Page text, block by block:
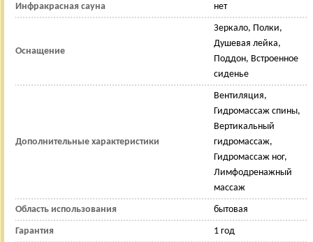
Инфракрасная сауна нет
Оснащение
Зеркало, Полки,
Душевая лейка,
Поддон, Встроенное
сиденье
Дополнительные характеристики
Вентиляция,
Гидромассаж спины,
Вертикальный
гидромассаж,
Гидромассаж ног,
Лимфодренажный
массаж
Область использования бытовая
Гарантия 1 год